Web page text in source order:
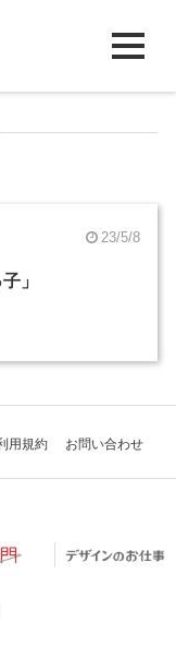
23/5/8
」
用規約 お問い合わせ